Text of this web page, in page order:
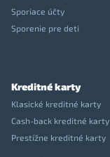
Sporiace účty
Sporenie pre deti
Kreditné karty
Klasické kreditné karty
Cash-back kreditné karty
Prestížne kreditné karty